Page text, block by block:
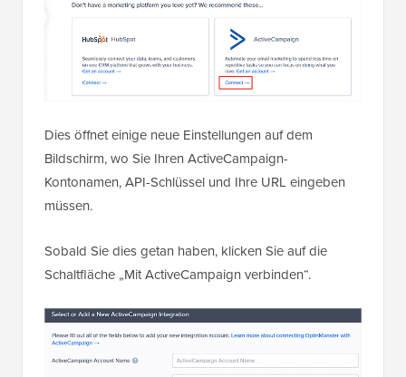
Dies öffnet einige neue Einstellungen auf dem
Bildschirm, wo Sie Ihren ActiveCampaign-
Kontonamen, API-Schlüssel und Ihre URL eingeben
müssen.
Sobald Sie dies getan haben, klicken Sie auf die
Schaltfläche „Mit ActiveCampaign verbinden“.